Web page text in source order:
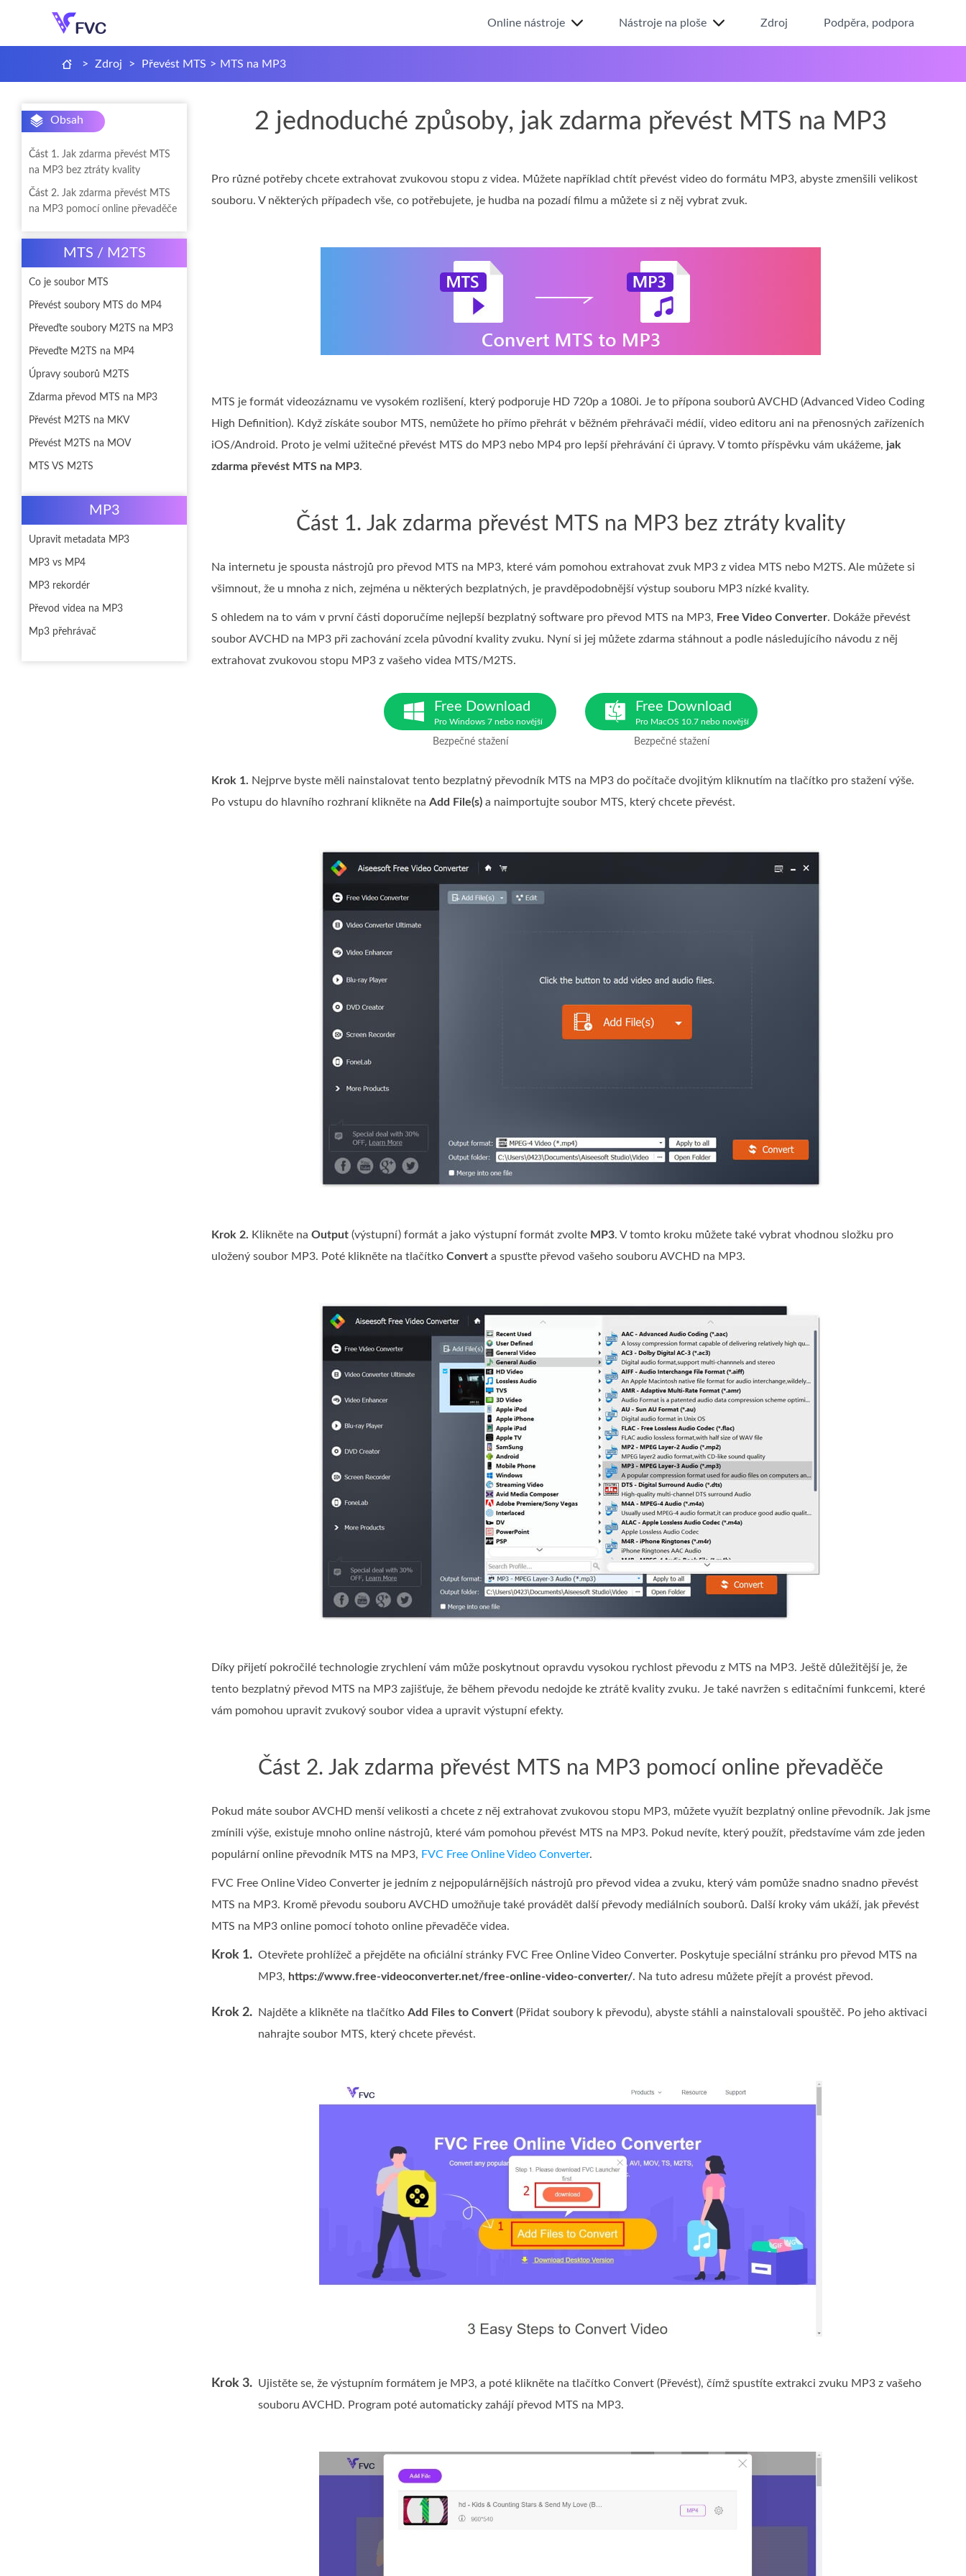
Online nástroje Nástroje na ploše Zdroj Podpěra, podpora
> Zdroj > Převést MTS > MTS na MP3
Obsah
Část 1. Jak zdarma převést MTS
na MP3 bez ztráty kvality
Část 2. Jak zdarma převést MTS
na MP3 pomocí online převaděče
MTS / M2TS
Co je soubor MTS
Převést soubory MTS do MP4
Převeďte soubory M2TS na MP3
Převeďte M2TS na MP4
Úpravy souborů M2TS
Zdarma převod MTS na MP3
Převést M2TS na MKV
Převést M2TS na MOV
MTS VS M2TS
MP3
Upravit metadata MP3
MP3 vs MP4
MP3 rekordér
Převod videa na MP3
Mp3 přehrávač
2 jednoduché způsoby, jak zdarma převést MTS na MP3
Pro různé potřeby chcete extrahovat zvukovou stopu z videa. Můžete například chtít převést video do formátu MP3, abyste zmenšili velikost
souboru. V některých případech vše, co potřebujete, je hudba na pozadí filmu a můžete si z něj vybrat zvuk.
MTS je formát videozáznamu ve vysokém rozlišení, který podporuje HD 720p a 1080i. Je to přípona souborů AVCHD (Advanced Video Coding
High Definition). Když získáte soubor MTS, nemůžete ho přímo přehrát v běžném přehrávači médií, video editoru ani na přenosných zařízeních
iOS/Android. Proto je velmi užitečné převést MTS do MP3 nebo MP4 pro lepší přehrávání či úpravy. V tomto příspěvku vám ukážeme, jak
zdarma převést MTS na MP3.
Část 1. Jak zdarma převést MTS na MP3 bez ztráty kvality
Na internetu je spousta nástrojů pro převod MTS na MP3, které vám pomohou extrahovat zvuk MP3 z videa MTS nebo M2TS. Ale můžete si
všimnout, že u mnoha z nich, zejména u některých bezplatných, je pravděpodobnější výstup souboru MP3 nízké kvality.
S ohledem na to vám v první části doporučíme nejlepší bezplatný software pro převod MTS na MP3, Free Video Converter. Dokáže převést
soubor AVCHD na MP3 při zachování zcela původní kvality zvuku. Nyní si jej můžete zdarma stáhnout a podle následujícího návodu z něj
extrahovat zvukovou stopu MP3 z vašeho videa MTS/M2TS.
Free Download
Pro Windows 7 nebo novější
Bezpečné stažení
Free Download
Pro MacOS 10.7 nebo novější
Bezpečné stažení
Krok 1. Nejprve byste měli nainstalovat tento bezplatný převodník MTS na MP3 do počítače dvojitým kliknutím na tlačítko pro stažení výše.
Po vstupu do hlavního rozhraní klikněte na Add File(s) a naimportujte soubor MTS, který chcete převést.
Krok 2. Klikněte na Output (výstupní) formát a jako výstupní formát zvolte MP3. V tomto kroku můžete také vybrat vhodnou složku pro
uložený soubor MP3. Poté klikněte na tlačítko Convert a spusťte převod vašeho souboru AVCHD na MP3.
Díky přijetí pokročilé technologie zrychlení vám může poskytnout opravdu vysokou rychlost převodu z MTS na MP3. Ještě důležitější je, že
tento bezplatný převod MTS na MP3 zajišťuje, že během převodu nedojde ke ztrátě kvality zvuku. Je také navržen s editačními funkcemi, které
vám pomohou upravit zvukový soubor videa a upravit výstupní efekty.
Část 2. Jak zdarma převést MTS na MP3 pomocí online převaděče
Pokud máte soubor AVCHD menší velikosti a chcete z něj extrahovat zvukovou stopu MP3, můžete využít bezplatný online převodník. Jak jsme
zmínili výše, existuje mnoho online nástrojů, které vám pomohou převést MTS na MP3. Pokud nevíte, který použít, představíme vám zde jeden
populární online převodník MTS na MP3, FVC Free Online Video Converter.
FVC Free Online Video Converter je jedním z nejpopulárnějších nástrojů pro převod videa a zvuku, který vám pomůže snadno snadno převést
MTS na MP3. Kromě převodu souboru AVCHD umožňuje také provádět další převody mediálních souborů. Další kroky vám ukáží, jak převést
MTS na MP3 online pomocí tohoto online převaděče videa.
Krok 1. Otevřete prohlížeč a přejděte na oficiální stránky FVC Free Online Video Converter. Poskytuje speciální stránku pro převod MTS na
MP3, https://www.free-videoconverter.net/free-online-video-converter/. Na tuto adresu můžete přejít a provést převod.
Krok 2. Najděte a klikněte na tlačítko Add Files to Convert (Přidat soubory k převodu), abyste stáhli a nainstalovali spouštěč. Po jeho aktivaci
nahrajte soubor MTS, který chcete převést.
Krok 3. Ujistěte se, že výstupním formátem je MP3, a poté klikněte na tlačítko Convert (Převést), čímž spustíte extrakci zvuku MP3 z vašeho
souboru AVCHD. Program poté automaticky zahájí převod MTS na MP3.